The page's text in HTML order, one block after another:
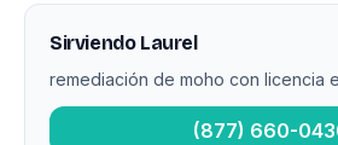
Sirviendo Laurel
remediación de moho con licencia
(877) 660-